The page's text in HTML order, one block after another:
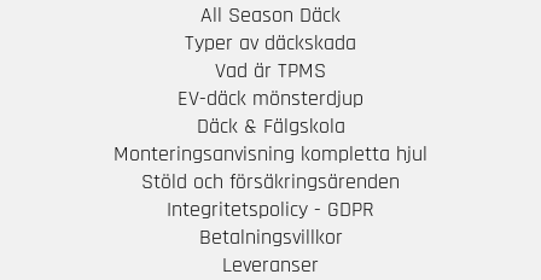
All Season Däck
Typer av däckskada
Vad är TPMS
EV-däck mönsterdjup
Däck & Fälgskola
Monteringsanvisning kompletta hjul
Stöld och försäkringsärenden
Integritetspolicy - GDPR
Betalningsvillkor
Leveranser